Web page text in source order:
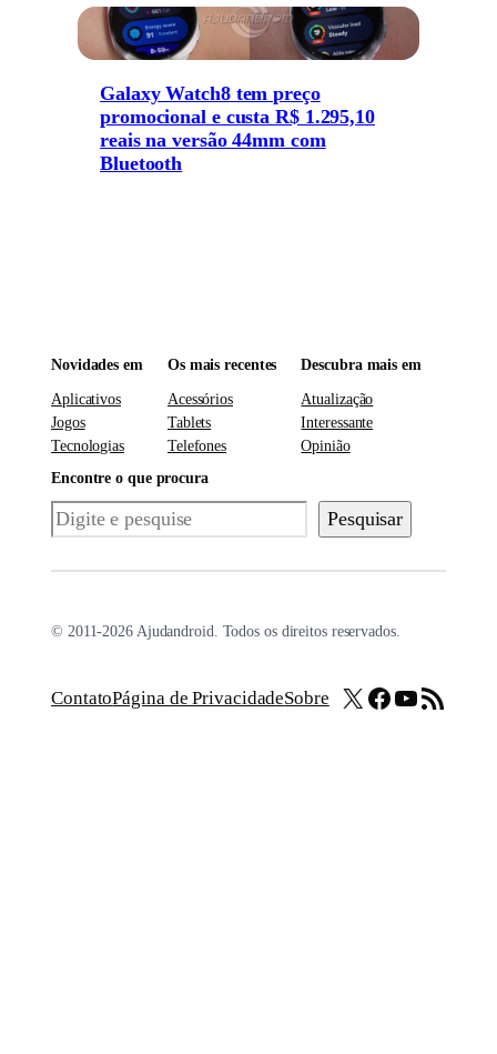
Galaxy Watch8 tem preço
promocional e custa R$ 1.295,10
reais na versão 44mm com
Bluetooth
Novidades em
Aplicativos
Jogos
Tecnologias
Os mais recentes
Acessórios
Tablets
Telefones
Descubra mais em
Atualização
Interessante
Opinião
Encontre o que procura
Pesquisar Pesquisar
© 2011-2026 Ajudandroid. Todos os direitos reservados.
ContatoPágina de PrivacidadeSobre X Facebook
Youtube
Feed RSS